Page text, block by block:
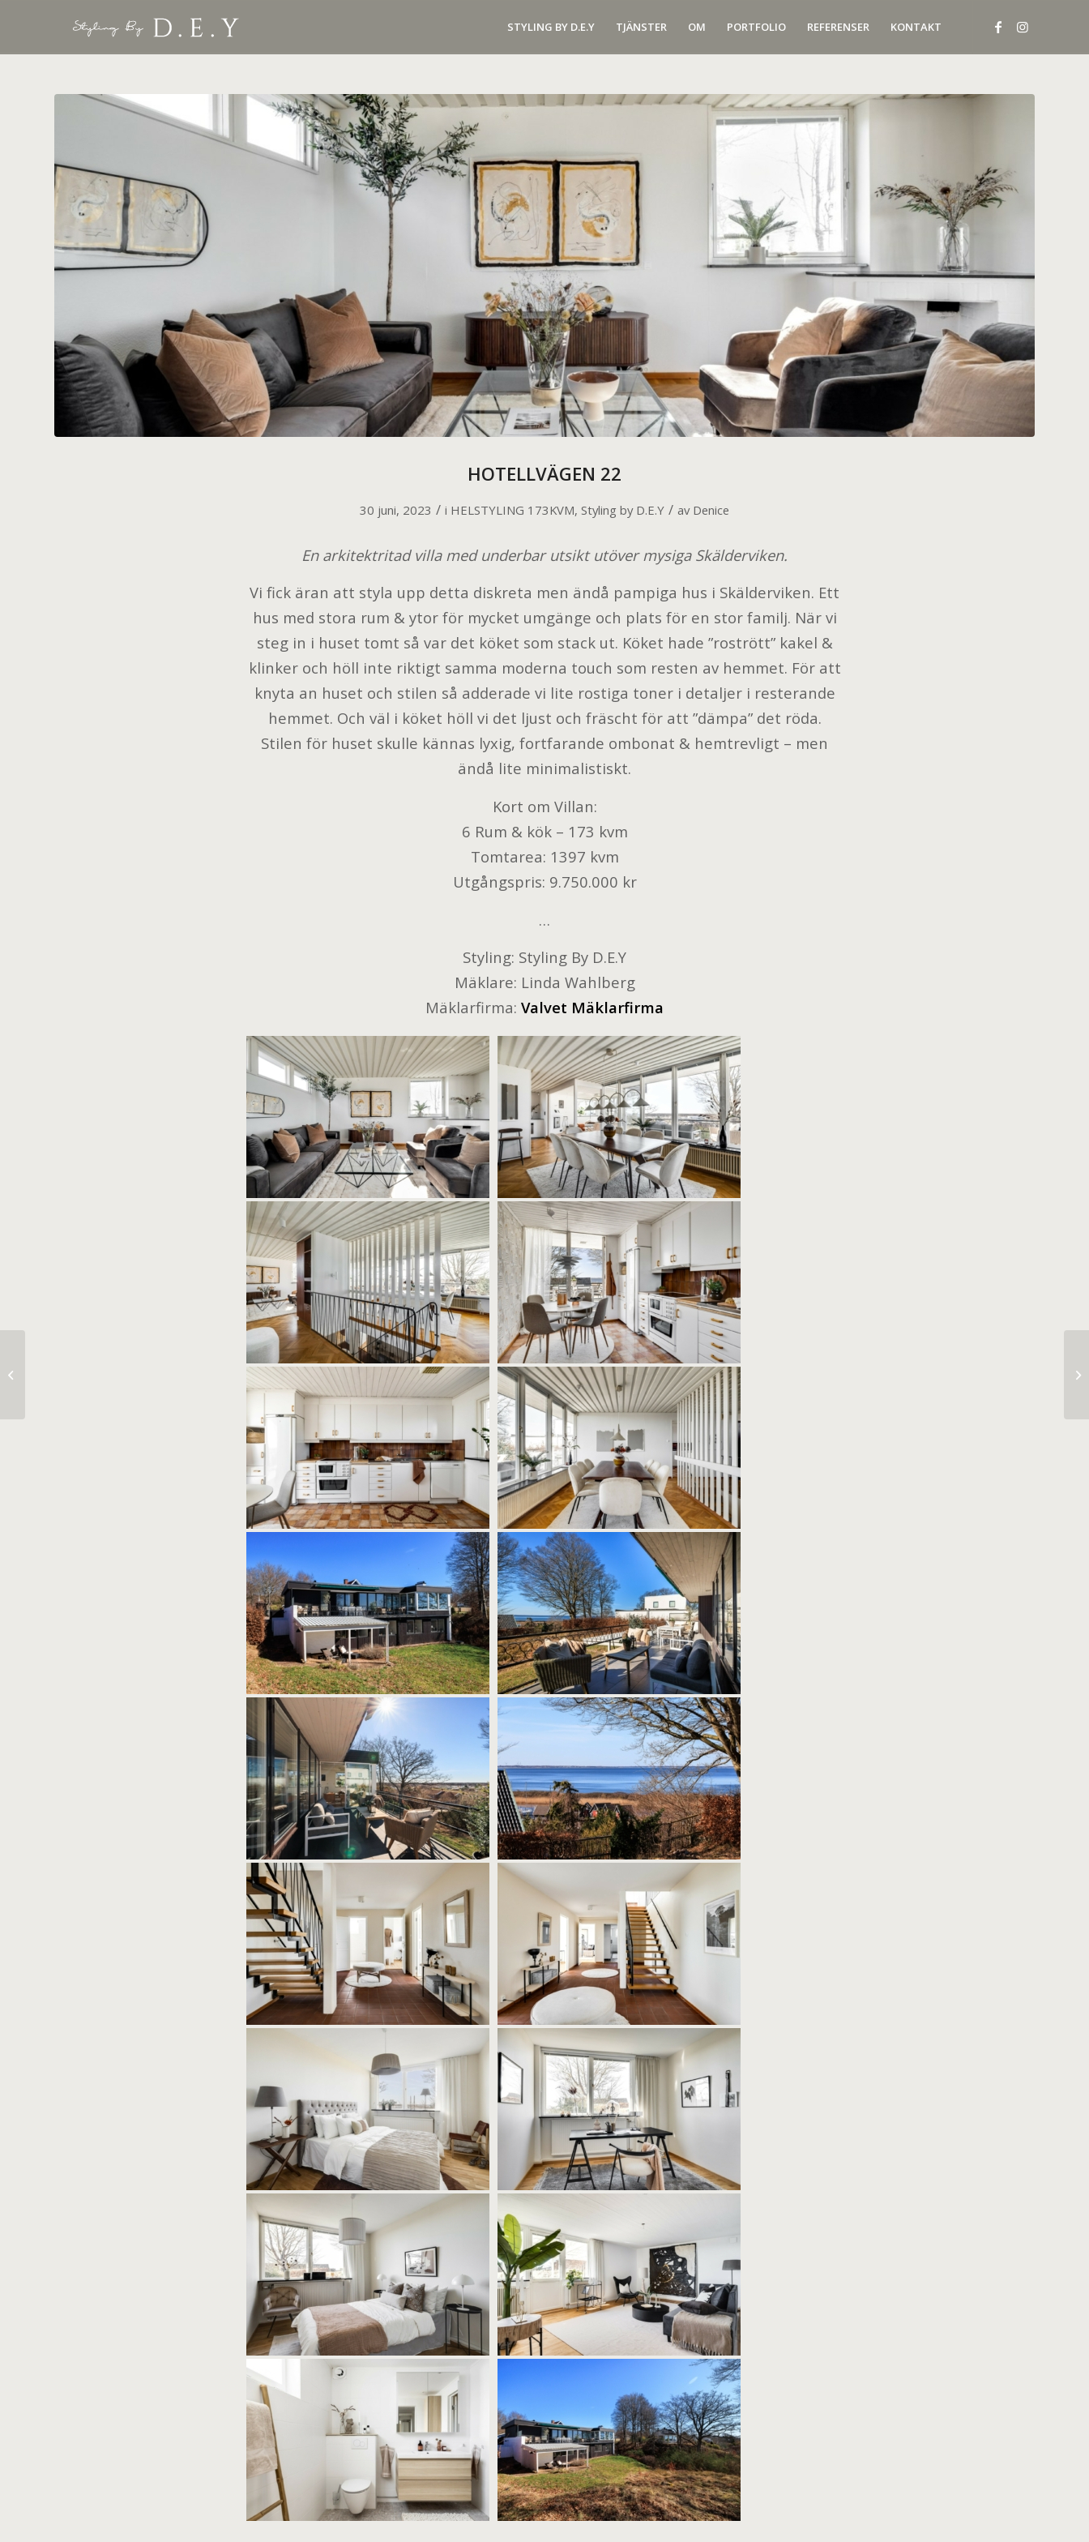
STYLING BY D.E.Y TJÄNSTER OM PORTFOLIO REFERENSER KONTAKT
HOTELLVÄGEN 22
30 juni, 2023 / i HELSTYLING 173KVM, Styling by D.E.Y / av Denice
En arkitektritad villa med underbar utsikt utöver mysiga Skälderviken.
Vi fick äran att styla upp detta diskreta men ändå pampiga hus i Skälderviken. Ett
hus med stora rum & ytor för mycket umgänge och plats för en stor familj. När vi
steg in i huset tomt så var det köket som stack ut. Köket hade ”rostrött” kakel &
klinker och höll inte riktigt samma moderna touch som resten av hemmet. För att
knyta an huset och stilen så adderade vi lite rostiga toner i detaljer i resterande
hemmet. Och väl i köket höll vi det ljust och fräscht för att ”dämpa” det röda.
Stilen för huset skulle kännas lyxig, fortfarande ombonat & hemtrevligt – men
ändå lite minimalistiskt.
Kort om Villan:
6 Rum & kök – 173 kvm
Tomtarea: 1397 kvm
Utgångspris: 9.750.000 kr
…
Styling: Styling By D.E.Y
Mäklare: Linda Wahlberg
Mäklarfirma: Valvet Mäklarfirma